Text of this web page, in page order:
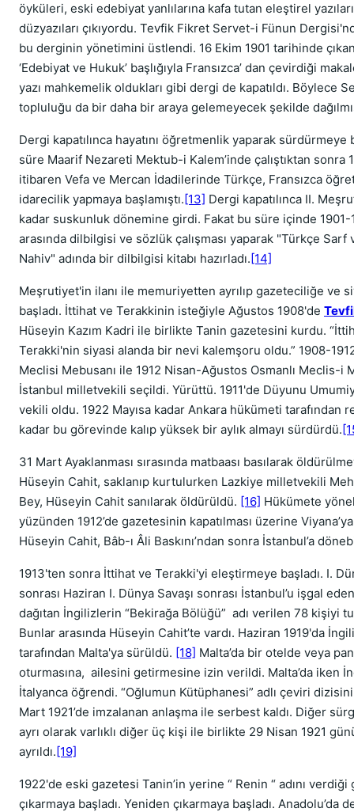
öyküleri, eski edebiyat yanlılarına kafa tutan eleştirel
düzyazıları çıkıyordu. Tevfik Fikret Servet-i Fünun
bu derginin yönetimini üstlendi. 16 Ekim 1901 tarihinde
‘Edebiyat ve Hukuk’ başlığıyla Fransızca’ dan çevirdiği
yazı mahkemelik oldukları gibi dergi de kapatıldı. Böylece
topluluğu da bir daha bir araya gelemeyecek şekilde
Dergi kapatılınca hayatını öğretmenlik yaparak sürdürmeye
süre Maarif Nezareti Mektub-i Kalem’inde çalıştıktan sonra
itibaren Vefa ve Mercan İdadilerinde Türkçe, Fransızca
idarecilik yapmaya başlamıştı.[13] Dergi kapatılınca II.
kadar suskunluk dönemine girdi. Fakat bu süre içinde 1901-
arasında dilbilgisi ve sözlük çalışması yaparak "Türkçe Sarf
Nahiv" adında bir dilbilgisi kitabı hazırladı.[14]
Meşrutiyet'in ilanı ile memuriyetten ayrılıp gazeteciliğe ve
başladı. İttihat ve Terakkinin isteğiyle Ağustos 1908'de
Hüseyin Kazım Kadri ile birlikte Tanin gazetesini kurdu.
Terakki'nin siyasi alanda bir nevi kalemşoru oldu.” 1908-
Meclisi Mebusanı ile 1912 Nisan-Ağustos Osmanlı Meclis-i
İstanbul milletvekili seçildi. Yürüttü. 1911'de Düyunu
vekili oldu. 1922 Mayısa kadar Ankara hükümeti tarafından
kadar bu görevinde kalıp yüksek bir aylık almayı sürdürdü.
31 Mart Ayaklanması sırasında matbaası basılarak
Hüseyin Cahit, saklanıp kurtulurken Lazkiye milletvekili
Bey, Hüseyin Cahit sanılarak öldürüldü. [16] Hükümete
yüzünden 1912’de gazetesinin kapatılması üzerine
Hüseyin Cahit, Bâb-ı Âli Baskını’ndan sonra İstanbul’a
1913'ten sonra İttihat ve Terakki'yi eleştirmeye başladı. I.
sonrası Haziran I. Dünya Savaşı sonrası İstanbul’u işgal
dağıtan İngilizlerin “Bekirağa Bölüğü” adı verilen 78 kişiyi
Bunlar arasında Hüseyin Cahit’te vardı. Haziran 1919'da
tarafından Malta'ya sürüldü. [18] Malta’da bir otelde veya
oturmasına, ailesini getirmesine izin verildi. Malta’da iken
İtalyanca öğrendi. “Oğlumun Kütüphanesi” adlı çeviri dizisini
Mart 1921’de imzalanan anlaşma ile serbest kaldı. Diğer
ayrı olarak varlıklı diğer üç kişi ile birlikte 29 Nisan 1921
ayrıldı.[19]
1922'de eski gazetesi Tanin’in yerine “ Renin “ adını
çıkarmaya başladı. Yeniden çıkarmaya başladı. Anadolu’da